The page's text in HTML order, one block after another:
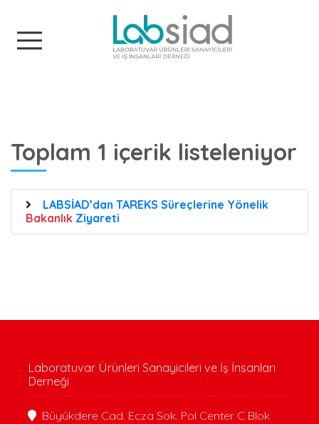
Toplam 1 içerik listeleniyor
LABSİAD’dan TAREKS Süreçlerine Yönelik
Bakanlık Ziyareti
Laboratuvar Ürünleri Sanayicileri ve İş İnsanları
Derneği
Büyükdere Cad. Ecza Sok. Pol Center C Blok